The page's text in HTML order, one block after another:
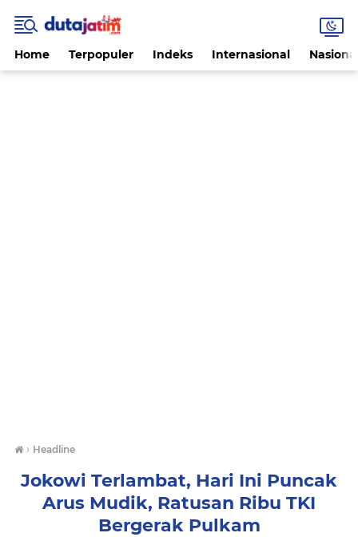
Home Terpopuler Indeks Internasional
› Headline
Jokowi Terlambat, Hari Ini Puncak
Arus Mudik, Ratusan Ribu TKI
Bergerak Pulkam